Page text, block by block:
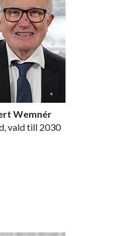
Wemnér
vald till 2030